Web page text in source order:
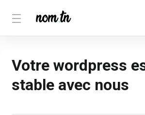
Votre wordpress
stable avec nous